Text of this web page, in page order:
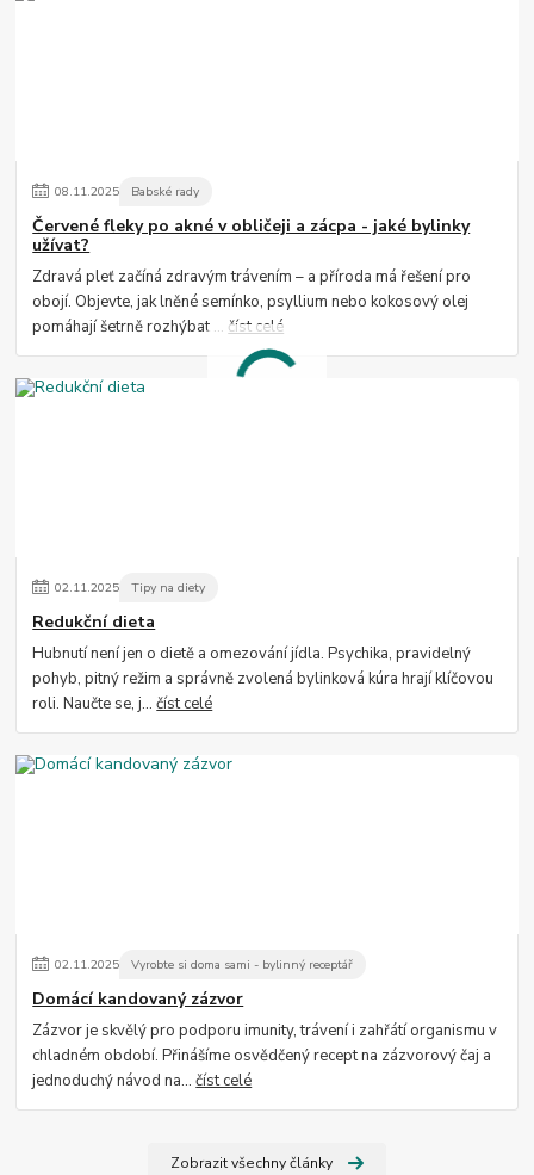
08.11.2025 Babské rady
Červené fleky po akné v obličeji a zácpa - jaké bylinky
užívat?
Zdravá pleť začíná zdravým trávením – a příroda má řešení pro
obojí. Objevte, jak lněné semínko, psyllium nebo kokosový olej
pomáhají šetrně rozhýbat ... číst celé
02.11.2025 Tipy na diety
Redukční dieta
Hubnutí není jen o dietě a omezování jídla. Psychika, pravidelný
pohyb, pitný režim a správně zvolená bylinková kúra hrají klíčovou
roli. Naučte se, j...číst celé
02.11.2025 Vyrobte si doma sami - bylinný receptář
Domácí kandovaný zázvor
Zázvor je skvělý pro podporu imunity, trávení i zahřátí organismu v
chladném období. Přinášíme osvědčený recept na zázvorový čaj a
jednoduchý návod na...číst celé
Zobrazit všechny články